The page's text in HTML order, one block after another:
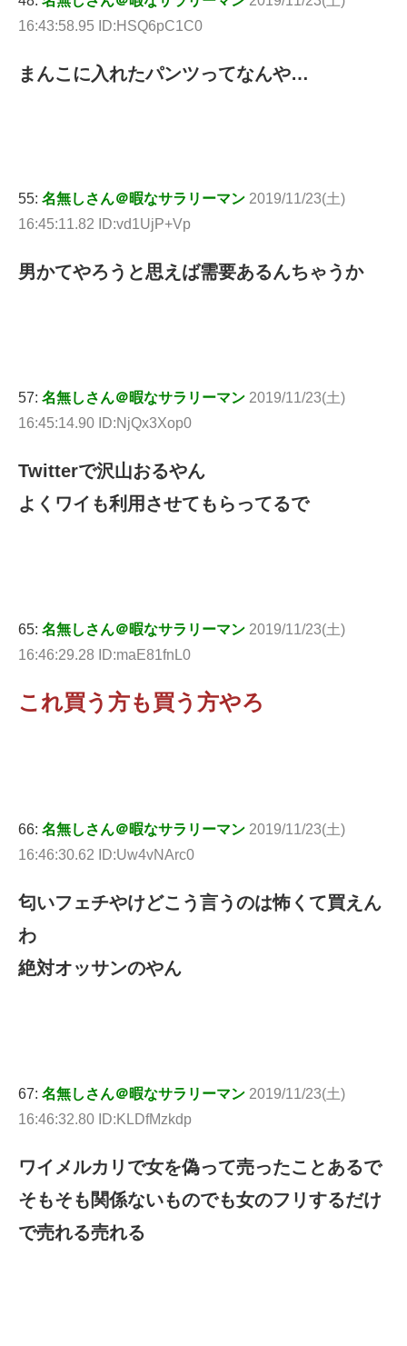
16:43:58.95 ID:HSQ6pC1C0
まんこに入れたパンツってなんや…
55: 名無しさん＠暇なサラリーマン 2019/11/23(土)
16:45:11.82 ID:vd1UjP+Vp
男かてやろうと思えば需要あるんちゃうか
57: 名無しさん＠暇なサラリーマン 2019/11/23(土)
16:45:14.90 ID:NjQx3Xop0
Twitterで沢山おるやん
よくワイも利用させてもらってるで
65: 名無しさん＠暇なサラリーマン 2019/11/23(土)
16:46:29.28 ID:maE81fnL0
これ買う方も買う方やろ
66: 名無しさん＠暇なサラリーマン 2019/11/23(土)
16:46:30.62 ID:Uw4vNArc0
匂いフェチやけどこう言うのは怖くて買えん
わ
絶対オッサンのやん
67: 名無しさん＠暇なサラリーマン 2019/11/23(土)
16:46:32.80 ID:KLDfMzkdp
ワイメルカリで女を偽って売ったことあるで
そもそも関係ないものでも女のフリするだけ
で売れる売れる